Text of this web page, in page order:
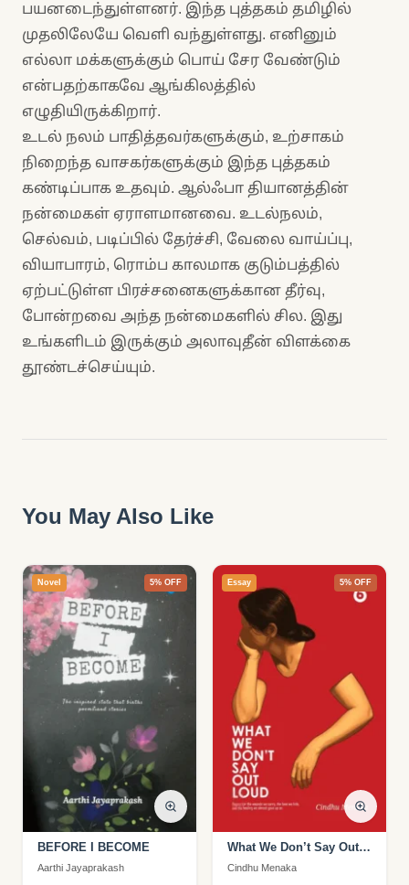
பயனடைந்துள்ளனர். இந்த புத்தகம் தமிழில்
முதலிலேயே வெளி வந்துள்ளது. எனினும்
எல்லா மக்களுக்கும் பொய் சேர வேண்டும்
என்பதற்காகவே ஆங்கிலத்தில்
எழுதியிருக்கிறார்.
உடல் நலம் பாதித்தவர்களுக்கும், உற்சாகம்
நிறைந்த வாசகர்களுக்கும் இந்த புத்தகம்
கண்டிப்பாக உதவும். ஆல்ஃபா தியானத்தின்
நன்மைகள் ஏராளமானவை. உடல்நலம்,
செல்வம், படிப்பில் தேர்ச்சி, வேலை வாய்ப்பு,
வியாபாரம், ரொம்ப காலமாக குடும்பத்தில்
ஏற்பட்டுள்ள பிரச்சனைகளுக்கான தீர்வு,
போன்றவை அந்த நன்மைகளில் சில. இது
உங்களிடம் இருக்கும் அலாவுதீன் விளக்கை
தூண்டச்செய்யும்.
You May Also Like
Novel 5% OFF
BEFORE I BECOME
Aarthi Jayaprakash
Essay 5% OFF
What We Don’t Say Out
Loud
Cindhu Menaka